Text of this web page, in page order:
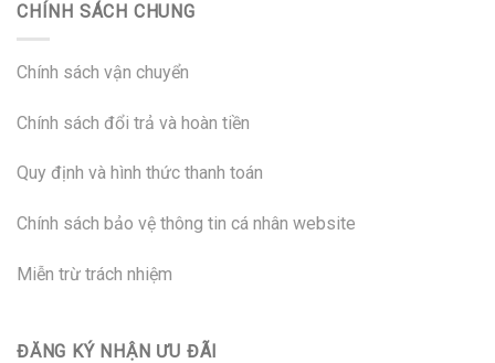
CHÍNH SÁCH CHUNG
Chính sách vận chuyển
Chính sách đổi trả và hoàn tiền
Quy định và hình thức thanh toán
Chính sách bảo vệ thông tin cá nhân website
Miễn trừ trách nhiệm
ĐĂNG KÝ NHẬN ƯU ĐÃI